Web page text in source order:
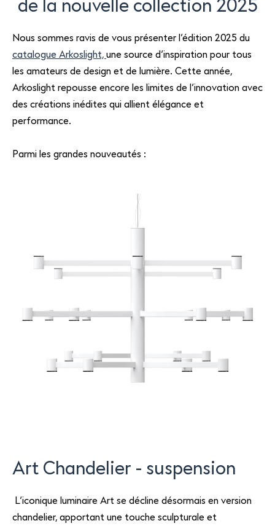
Nous contacter
NOUS SUIVRE
FR EN
de la nouvelle collection 2025
Nous sommes ravis de vous présenter l’édition 2025 du
catalogue Arkoslight,une source d’inspiration pour tous
les amateurs de design et de lumière. Cette année,
Arkoslight repousse encore les limites de l’innovation avec
des créations inédites qui allient élégance et
performance.
Parmi les grandes nouveautés :
Art Chandelier - suspension
L’iconique luminaire Art se décline désormais en version
chandelier, apportant une touche sculpturale et